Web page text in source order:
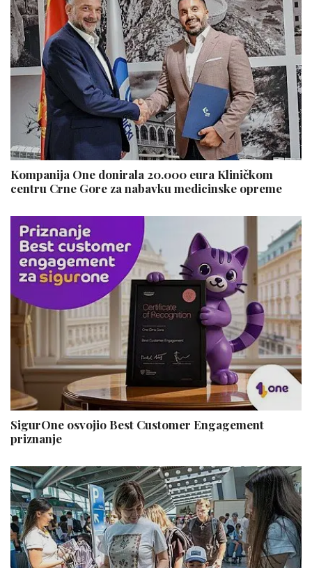
Kompanija One donirala 20.000 eura Kliničkom
centru Crne Gore za nabavku medicinske opreme
SigurOne osvojio Best Customer Engagement
priznanje